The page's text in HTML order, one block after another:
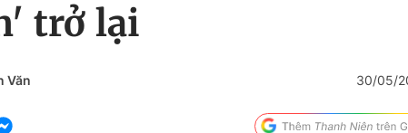
trở lại
Văn 30/05/